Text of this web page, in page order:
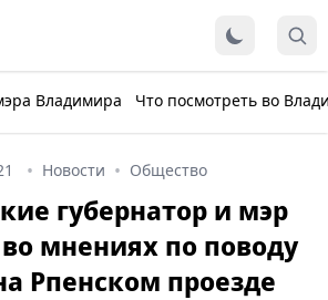
Владимира Что посмотреть во
Новости Общество
губернатор и мэр
мнениях по поводу
Рпенском проезде